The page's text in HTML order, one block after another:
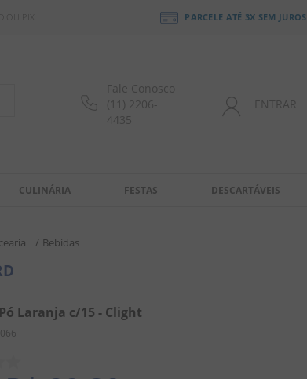
PARCELE ATÉ 3X SEM JUROS
Fale Conosco
(11) 2206-
4435
ENTRAR
CULINÁRIA FESTAS DESCARTÁVEIS
Bebidas
Laranja c/15 - Clight